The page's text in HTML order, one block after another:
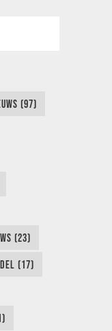
(97)
(23)
(17)